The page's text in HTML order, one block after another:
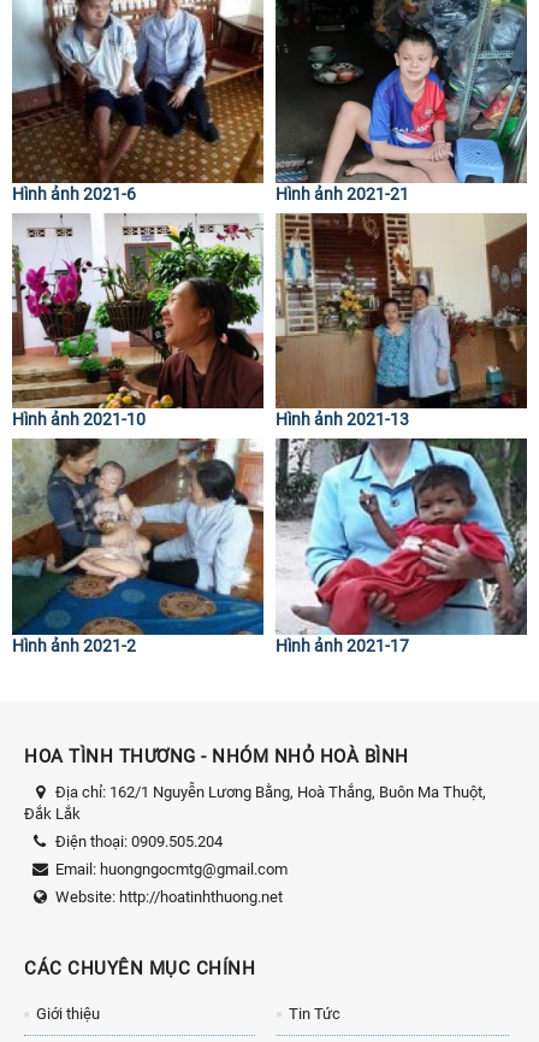
Hình ảnh 2021-6 Hình ảnh 2021-21
Hình ảnh 2021-10 Hình ảnh 2021-13
Hình ảnh 2021-2 Hình ảnh 2021-17
HOA TÌNH THƯƠNG - NHÓM NHỎ HOÀ BÌNH
Địa chỉ: 162/1 Nguyễn Lương Bằng, Hoà Thắng, Buôn Ma Thuột,
Đắk Lắk
Điện thoại: 0909.505.204
Email: huongngocmtg@gmail.com
Website: http://hoatinhthuong.net
CÁC CHUYÊN MỤC CHÍNH
Giới thiệu Tin Tức